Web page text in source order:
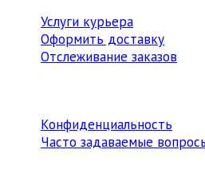
Услуги курьера
Оформить доставку
Отслеживание заказов
Конфиденциальность
Часто задаваемые